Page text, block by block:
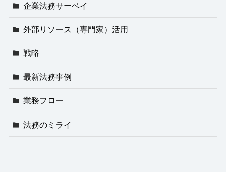
企業法務サーベイ
外部リソース（専門家）活用
戦略
最新法務事例
業務フロー
法務のミライ